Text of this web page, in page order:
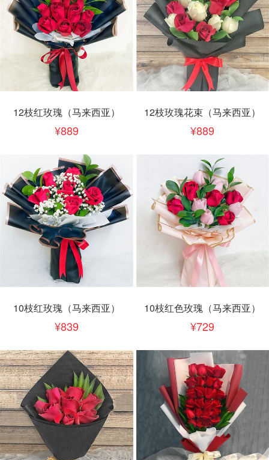
12枝红玫瑰（马来西亚）
889
12枝玫瑰花束（马来西亚）
889
10枝红玫瑰（马来西亚）
839
10枝红色玫瑰（马来西亚）
729